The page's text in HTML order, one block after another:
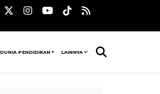
DUNIA PENDIDIKAN LAINNYA